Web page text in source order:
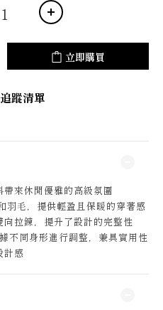
立即購買
蹤清單
來休閒優雅的高級氛圍
羽毛，提供輕盈且保暖的穿著感
拉鍊，提升了設計的完整性
不同身形進行調整，兼具實用性
計感